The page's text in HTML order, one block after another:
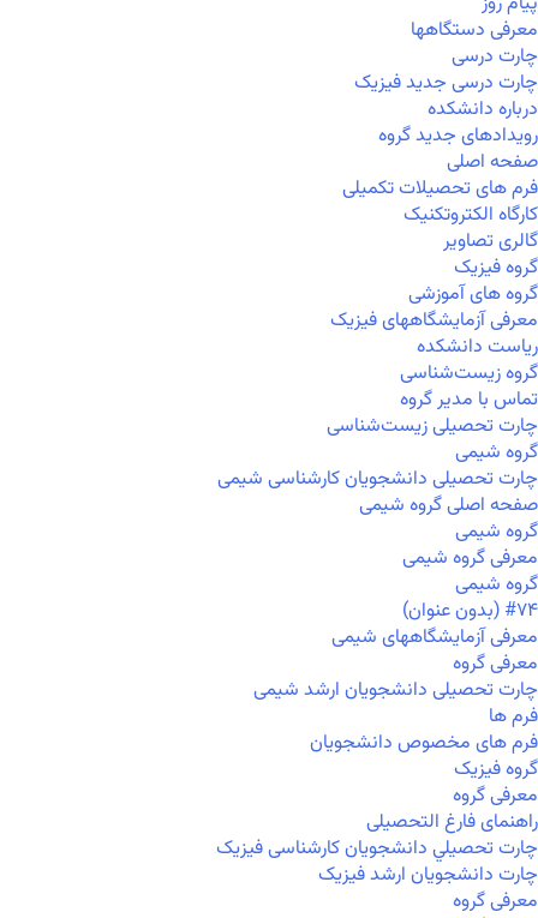
معرفی دستگاهها
چارت درسی
چارت درسی جدید فیزیک
درباره دانشکده
رویدادهای جدید گروه
صفحه اصلی
فرم های تحصیلات تکمیلی
کارگاه الکتروتکنیک
گالری تصاویر
گروه فیزیک
گروه های آموزشی
معرفی آزمایشگاههای فیزیک
ریاست دانشکده
گروه زیست‌شناسی
تماس با مدیر گروه
چارت تحصیلی زیست‌شناسی
گروه شیمی
چارت تحصیلی دانشجویان کارشناسی شیمی
صفحه اصلی گروه شیمی
گروه شیمی
معرفی گروه شیمی
گروه شیمی
#۷۴ (بدون عنوان)
معرفی آزمایشگاههای شیمی
معرفی گروه
چارت تحصیلی دانشجویان ارشد شیمی
فرم ها
فرم های مخصوص دانشجویان
گروه فیزیک
معرفی گروه
راهنمای فارغ التحصیلی
چارت تحصيلي دانشجویان کارشناسی فیزیک
چارت دانشجویان ارشد فیزیک
معرفی گروه